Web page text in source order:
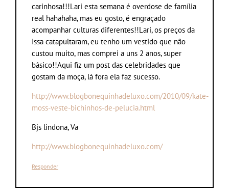
carinhosa!!!Lari esta semana é overdose de família
real hahahaha, mas eu gosto, é engraçado
acompanhar culturas diferentes!!Lari, os preços da
Issa catapultaram, eu tenho um vestido que não
custou muito, mas comprei a uns 2 anos, super
básico!!Aqui fiz um post das celebridades que
gostam da moça, lá fora ela faz sucesso.
http://www.blogbonequinhadeluxo.com/2010/09/kate-
moss-veste-bichinhos-de-pelucia.html
Bjs lindona, Va
http://www.blogbonequinhadeluxo.com/
Responder